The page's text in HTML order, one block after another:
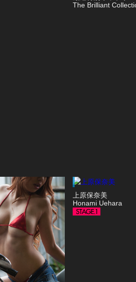
The Brilliant
上原保奈美
Honami Uehara